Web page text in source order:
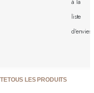
liste
d'envies
TOUS LES PRODUITS